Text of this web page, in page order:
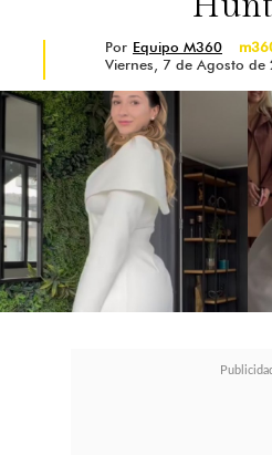
Por Equipo M360
Viernes, 7 de Agosto de